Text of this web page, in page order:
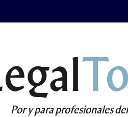
Por y para profesionales